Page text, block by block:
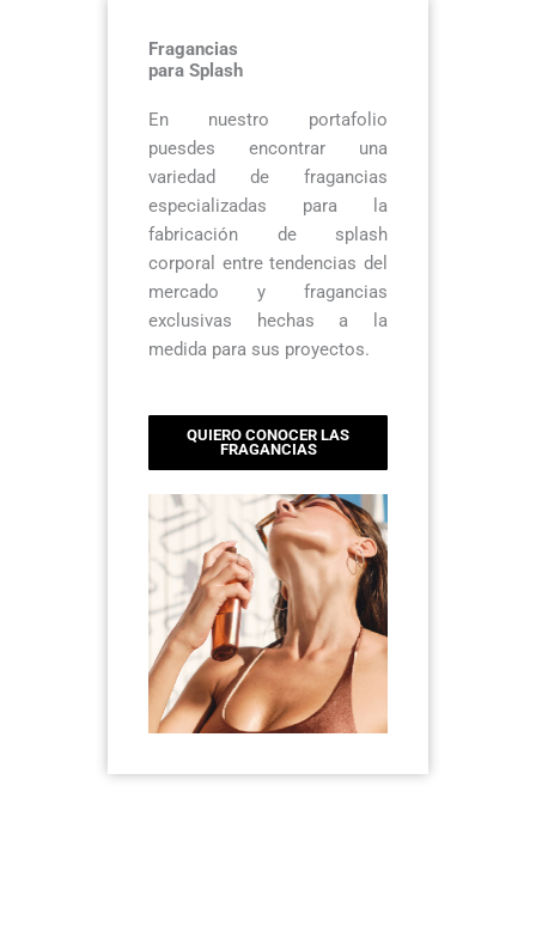
Fragancias
para Splash
En nuestro portafolio
puesdes encontrar una
variedad de fragancias
especializadas para la
fabricación de splash
corporal entre tendencias del
mercado y fragancias
exclusivas hechas a la
medida para sus proyectos.
QUIERO CONOCER LAS
FRAGANCIAS